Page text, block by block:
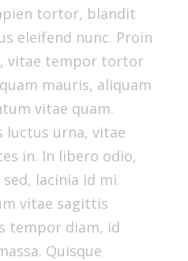
tortor, blandit
eleifend nunc. Proin
vitae tempor tortor
mauris, aliquam
vitae quam.
luctus urna, vitae
in. In libero odio,
lacinia id mi.
vitae sagittis
tempor diam, id
Quisque